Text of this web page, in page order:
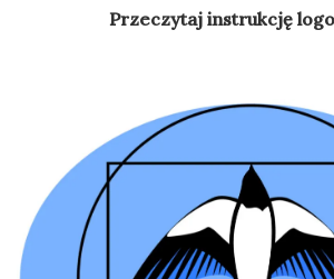
Przeczytaj instrukcję